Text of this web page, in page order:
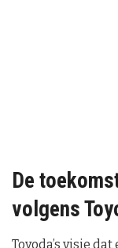
De
volgens
Toyoda’s visie